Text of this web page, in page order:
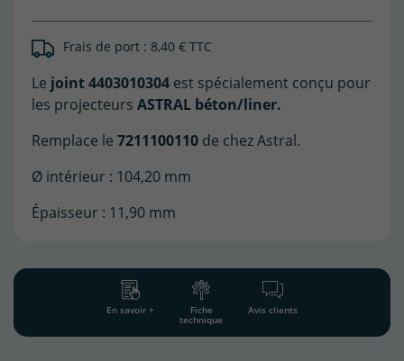
Frais de port : 8,40 € TTC
Le joint 4403010304 est spécialement conçu pour
les projecteurs ASTRAL béton/liner.
Remplace le 7211100110 de chez Astral.
Ø intérieur : 104,20 mm
Épaisseur : 11,90 mm
En savoir + Fiche
technique
Avis clients